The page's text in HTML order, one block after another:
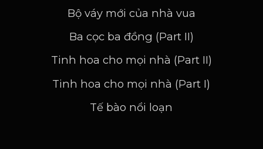
Bộ váy mới của nhà vua
Ba cọc ba đồng (Part II)
Tinh hoa cho mọi nhà (Part II)
Tinh hoa cho mọi nhà (Part I)
Tế bào nổi loạn